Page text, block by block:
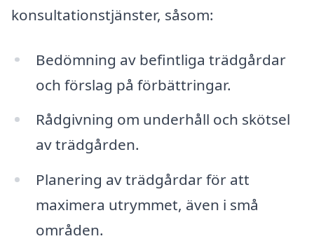
konsultationstjänster, såsom:
Bedömning av befintliga trädgårdar
och förslag på förbättringar.
Rådgivning om underhåll och skötsel
av trädgården.
Planering av trädgårdar för att
maximera utrymmet, även i små
områden.